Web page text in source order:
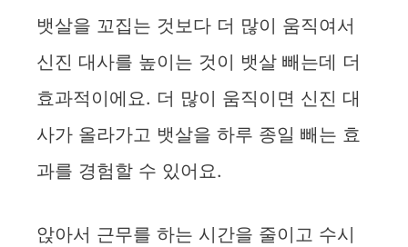
뱃살을 꼬집는 것보다 더 많이 움직여서
신진 대사를 높이는 것이 뱃살 빼는데 더
효과적이에요. 더 많이 움직이면 신진 대
사가 올라가고 뱃살을 하루 종일 빼는 효
과를 경험할 수 있어요.
앉아서 근무를 하는 시간을 줄이고 수시